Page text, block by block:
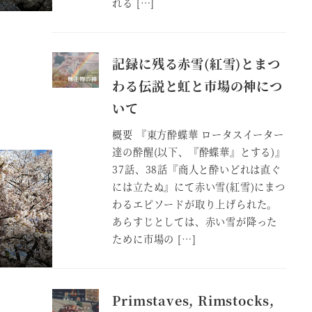
記録に残る赤雪(紅雪)とまつ
わる伝説と虹と市場の神につ
いて
概要 『東方酔蝶華 ロータスイーター
達の酔醒(以下、『酔蝶華』とする)』
37話、38話『商人と酔いどれは直ぐ
には立たぬ』にて赤い雪(紅雪)にまつ
わるエピソードが取り上げられた。
あらすじとしては、赤い雪が降った
ために市場の […]
Primstaves, Rimstocks,